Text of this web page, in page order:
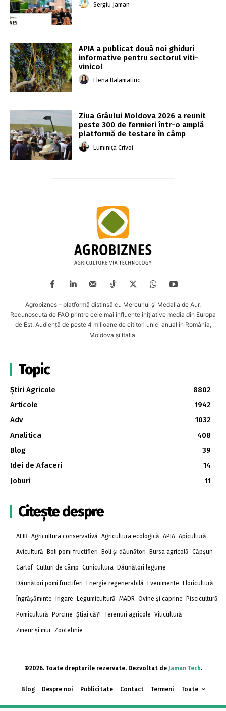
Sergiu Jaman
APIA a publicat două noi ghiduri
informative pentru sectorul viti-
vinicol
Elena Balamatiuc
Ziua Grâului Moldova 2026 a reunit
peste 300 de fermieri într-o amplă
platformă de testare în câmp
Luminița Crivoi
Agrobiznes – platformă distinsă cu Mercuriul și Medalia de Aur.
Recunoscută de FAO printre cele mai influente inițiative media din Europa
de Est. Audiență de peste 4 milioane de cititori unici anual în România,
Moldova și Italia.
Topic
Știri Agricole
8802
Articole
1942
Adv
1032
Analitica
408
Blog
39
Idei de Afaceri
14
Joburi
11
Citește despre
AFIR Agricultura conservativă Agricultura ecologică APIA Apicultură
Avicultură Boli pomi fructifieri Boli și dăunători Bursa agricolă Căpșun
Cartof Culturi de câmp Cunicultura Dăunători legume
Dăunători pomi fructiferi Energie regenerabilă Evenimente Floricultură
Îngrășăminte Irigare Legumicultură MADR Ovine și caprine Piscicultură
Pomicultură Porcine Știai că?! Terenuri agricole Viticultură
Zmeur și mur Zootehnie
©2026. Toate drepturile rezervate. Dezvoltat de Jaman Tech.
Blog Despre noi Publicitate Contact Termeni Toate